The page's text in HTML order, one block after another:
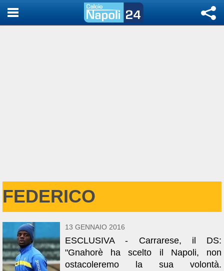
FEDERICO
13 GENNAIO 2016
ESCLUSIVA - Carrarese, il DS:
"Gnahorè ha scelto il Napoli, non
ostacoleremo la sua volontà.